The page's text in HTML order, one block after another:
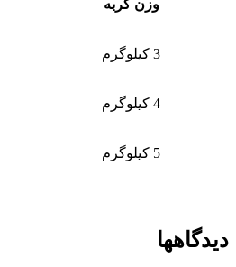
وزن گربه
3 کیلوگرم
4 کیلوگرم
5 کیلوگرم
دیدگاهها